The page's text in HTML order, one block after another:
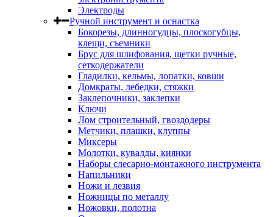
Электроды
Ручной инструмент и оснастка
Бокорезы, длинногудцы, плоскогубцы,
клещи, съемники
Брус для шлифования, щетки ручные,
сеткодержатели
Гладилки, кельмы, лопатки, ковши
Домкраты, лебедки, стяжки
Заклепочники, заклепки
Ключи
Лом строительный, гвоздодеры
Метчики, плашки, клуппы
Миксеры
Молотки, кувалды, киянки
Наборы слесарно-монтажного инструмента
Напильники
Ножи и лезвия
Ножницы по металлу
Ножовки, полотна